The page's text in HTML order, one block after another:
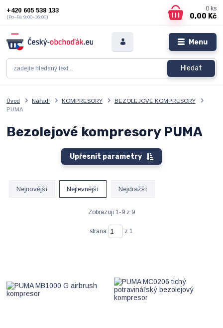
Menu
Hledat
+420 605 538 133
(Po–Pá 9:00–16:00)
0 ks
0,00 Kč
Úvod Nářadí KOMPRESORY
BEZOLEJOVÉ KOMPRESORY
PUMA
Bezolejové kompresory PUMA
Upřesnit parametry
Nejnovější Nejlevnější Nejdražší
Zobrazuji 1-9 z 9
strana z 1